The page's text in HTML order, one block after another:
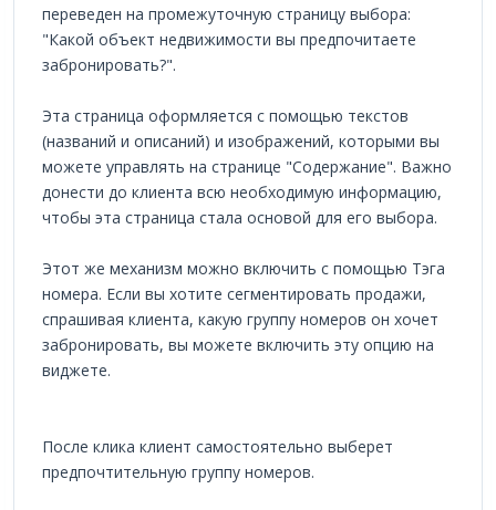
переведен на промежуточную страницу выбора:
"Какой объект недвижимости вы предпочитаете
забронировать?".
Эта страница оформляется с помощью текстов
(названий и описаний) и изображений, которыми вы
можете управлять на странице "Содержание". Важно
донести до клиента всю необходимую информацию,
чтобы эта страница стала основой для его выбора.
Этот же механизм можно включить с помощью Тэга
номера. Если вы хотите сегментировать продажи,
спрашивая клиента, какую группу номеров он хочет
забронировать, вы можете включить эту опцию на
виджете.
После клика клиент самостоятельно выберет
предпочтительную группу номеров.